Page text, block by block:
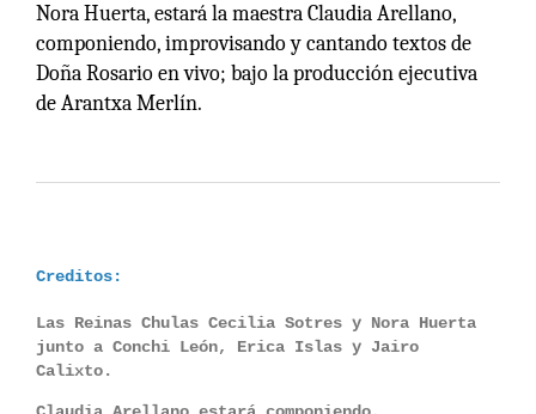
Nora Huerta, estará la maestra Claudia Arellano,
componiendo, improvisando y cantando textos de
Doña Rosario en vivo; bajo la producción ejecutiva
de Arantxa Merlín.
Creditos:
Las Reinas Chulas Cecilia Sotres y Nora Huerta
junto a Conchi León, Erica Islas y Jairo
Calixto.